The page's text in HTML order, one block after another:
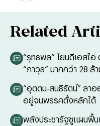
Related
“รุทธพล” โยนดีเอสไอ
“ภาวุธ” มากกว่า 28 ล้
“อุตตม-สนธิรัตน์” ลา
อยู่จนพรรคตั้งหลักได้
พลังประชารัฐชูแผนฟื้